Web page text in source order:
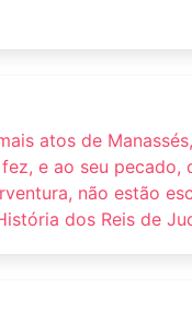
atos de
e ao seu pecado,
não estão
dos Reis de